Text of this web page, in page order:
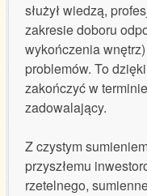
służył wiedzą,
zakresie doboru
wykończenia
problemów. To
zakończyć w
zadowalający.
Z czystym
przyszłemu
rzetelnego,